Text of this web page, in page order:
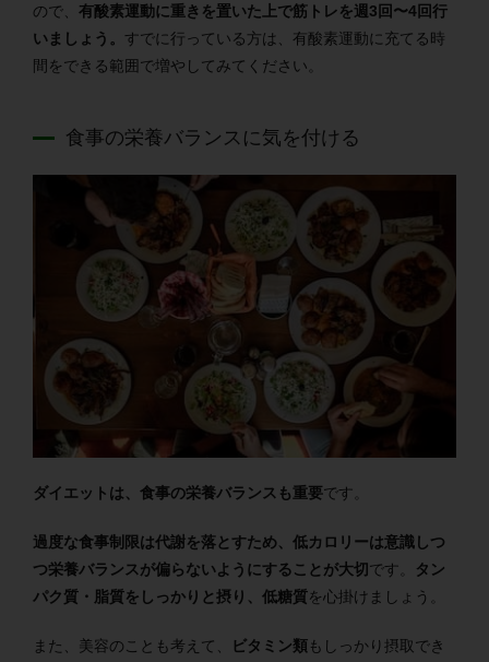
ので、 有酸素運動に重きを置いた上で筋トレを週3回〜4回行
いましょう。 すでに行っている方は、有酸素運動に充てる時
間をできる範囲で増やしてみてください。
食事の栄養バランスに気を付ける
ダイエットは、食事の栄養バランスも重要です。
過度な食事制限は代謝を落とすため、低カロリーは意識しつ
つ栄養バランスが偏らないようにすることが大切 です。
タン
パク質・脂質をしっかりと摂り、低糖質を心掛けましょう。
また、美容のことも考えて、 ビタミン類もしっかり摂取でき